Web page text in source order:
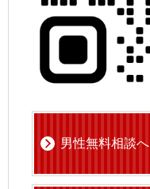
男性無料相談へ